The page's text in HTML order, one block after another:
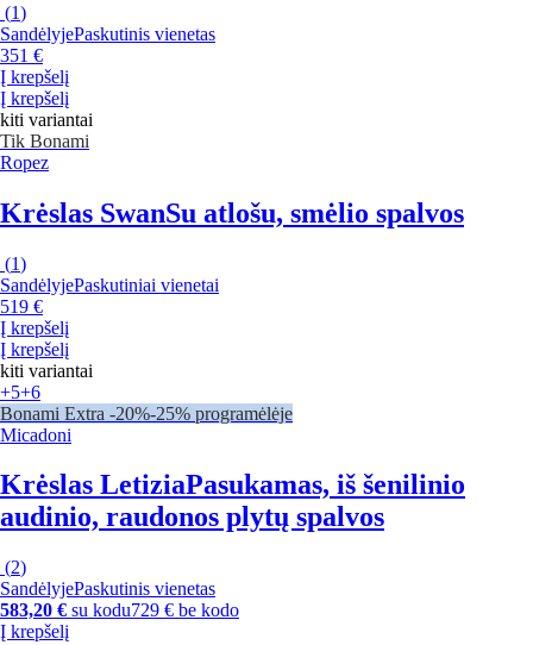
(1)
SandėlyjePaskutinis vienetas
351 €
Į krepšelį
Į krepšelį
kiti variantai
Tik Bonami
Ropez
Krėslas SwanSu atlošu, smėlio spalvos
(1)
SandėlyjePaskutiniai vienetai
519 €
Į krepšelį
Į krepšelį
kiti variantai
+5+6
Bonami Extra -20%-25% programėlėje
Micadoni
Krėslas LetiziaPasukamas, iš šenilinio
audinio, raudonos plytų spalvos
(2)
SandėlyjePaskutinis vienetas
583,20 € su kodu729 € be kodo
Į krepšelį